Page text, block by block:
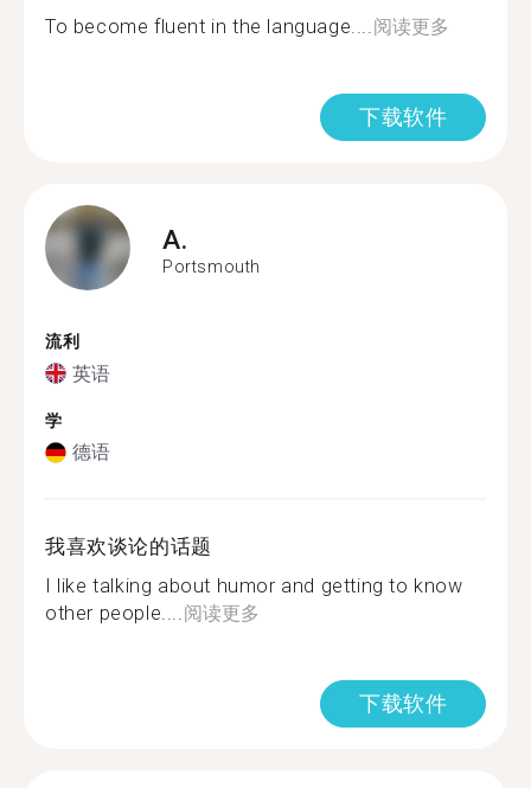
To become fluent in the language....阅读更多
下载软件
A.
Portsmouth
流利
英语
学
德语
我喜欢谈论的话题
I like talking about humor and getting to know
other people....阅读更多
下载软件